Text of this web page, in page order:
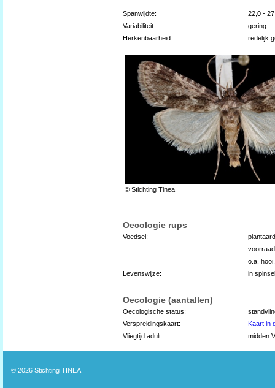
Spanwijdte:
22,0 -
Variabiliteit:
gering
Herkenbaarheid:
redelijk
© Stichting Tinea
Oecologie rups
Voedsel:
o.a.
Levenswijze:
in
Oecologie (aantallen)
Oecologische status:
Verspreidingskaart:
Kaart in
Vliegtijd adult:
midden
© 2026 Stichting TINEA